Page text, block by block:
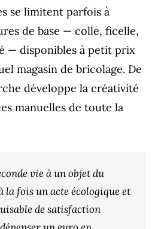
se limitent parfois à
de base — colle, ficelle,
— disponibles à petit prix
magasin de bricolage. De
développe la créativité
manuelles de toute la
vie à un objet du
la fois un acte écologique et
de satisfaction